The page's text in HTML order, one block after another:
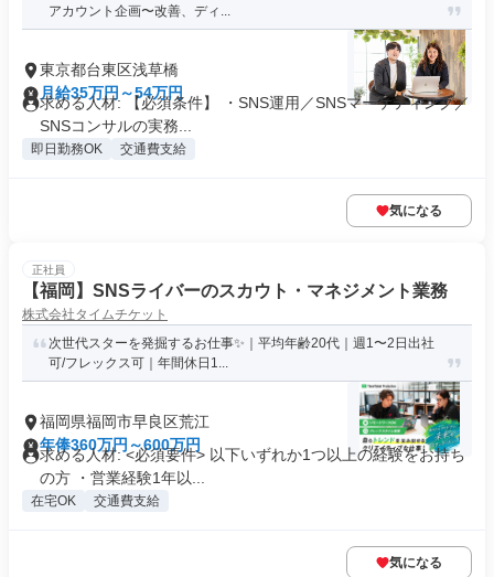
アカウント企画〜改善、ディ...
東京都台東区浅草橋
月給35万円～54万円
求める人材: 【必須条件】 ・SNS運用／SNSマーケティング／
SNSコンサルの実務...
即日勤務OK 交通費支給
気になる
正社員
【福岡】SNSライバーのスカウト・マネジメント業務
株式会社タイムチケット
次世代スターを発掘するお仕事✨｜平均年齢20代｜週1〜2日出社
可/フレックス可｜年間休日1...
福岡県福岡市早良区荒江
年俸360万円～600万円
求める人材: <必須要件> 以下いずれか1つ以上の経験をお持ち
の方 ・営業経験1年以...
在宅OK 交通費支給
気になる